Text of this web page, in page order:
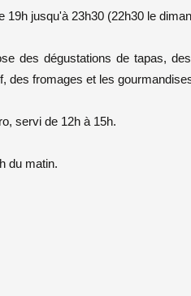
19h jusqu'à 23h30 (22h30 le
des dégustations de tapas,
des fromages et les
servi de 12h à 15h.
du matin.